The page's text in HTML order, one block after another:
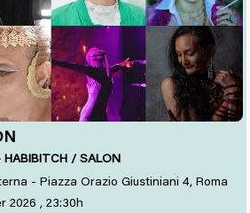
/ SALON
- Piazza Orazio Giustiniani 4, Roma
2026 , 23:30h